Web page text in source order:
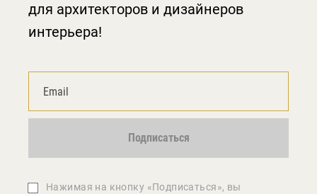
для архитекторов и дизайнеров
интерьера!
Подписаться
Нажимая на кнопку «Подписаться», вы